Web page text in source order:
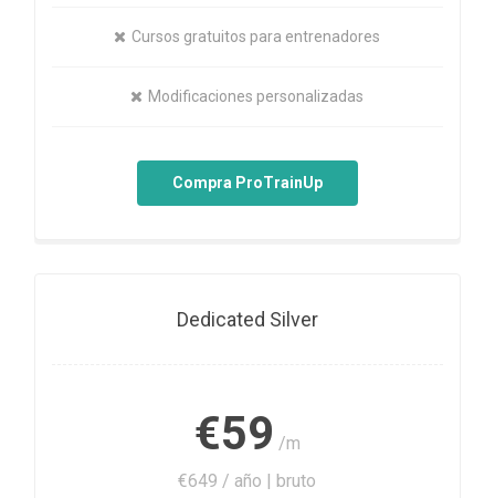
Cursos gratuitos para entrenadores
Modificaciones personalizadas
Compra ProTrainUp
Dedicated Silver
€59 /m
€649 / año | bruto